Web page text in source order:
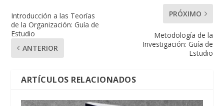
Introducción a las Teorías
de la Organización: Guía de
Estudio
ANTERIOR
PRÓXIMO
Metodología de la
Investigación: Guía de
Estudio
ARTÍCULOS RELACIONADOS